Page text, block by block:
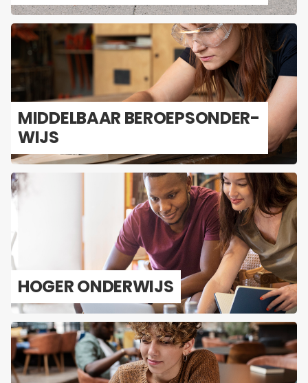
MID­DEL­BAAR BE­ROEPS­ON­DER­
WIJS
HOGER ON­DER­WIJS